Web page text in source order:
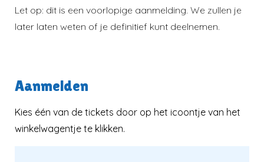
Let op: dit is een voorlopige aanmelding. We zullen je
later laten weten of je definitief kunt deelnemen.
Aanmelden
Kies één van de tickets door op het icoontje van het
winkelwagentje te klikken.